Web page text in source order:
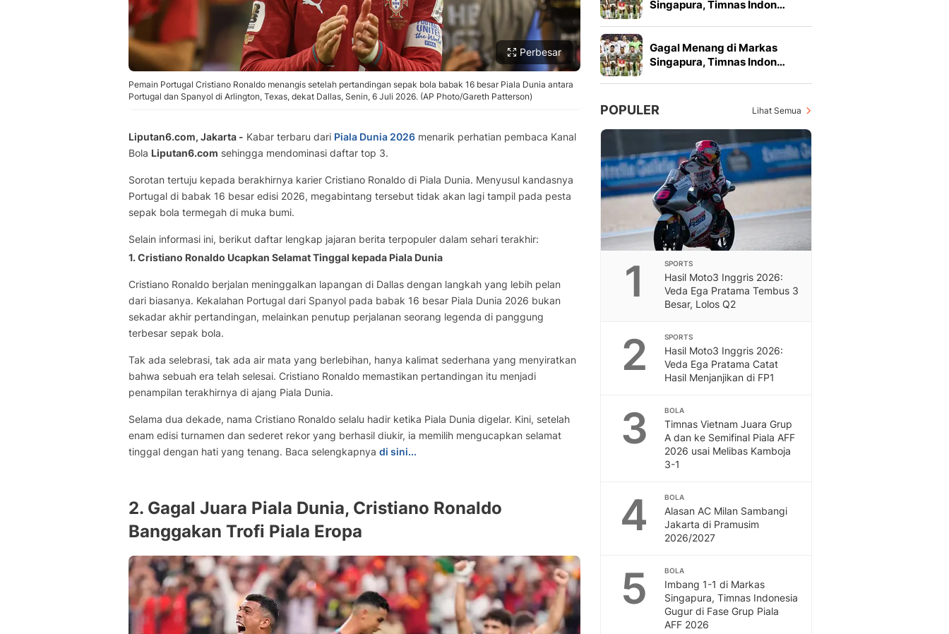
Perbesar
Pemain Portugal Cristiano Ronaldo menangis setelah pertandingan sepak bola babak 16 besar Piala Dunia antara
Portugal dan Spanyol di Arlington, Texas, dekat Dallas, Senin, 6 Juli 2026. (AP Photo/Gareth Patterson)
Liputan6.com, Jakarta - Kabar terbaru dari Piala Dunia 2026 menarik perhatian pembaca Kanal
Bola Liputan6.com sehingga mendominasi daftar top 3.
Sorotan tertuju kepada berakhirnya karier Cristiano Ronaldo di Piala Dunia. Menyusul kandasnya
Portugal di babak 16 besar edisi 2026, megabintang tersebut tidak akan lagi tampil pada pesta
sepak bola termegah di muka bumi.
Selain informasi ini, berikut daftar lengkap jajaran berita terpopuler dalam sehari terakhir:
1. Cristiano Ronaldo Ucapkan Selamat Tinggal kepada Piala Dunia
Cristiano Ronaldo berjalan meninggalkan lapangan di Dallas dengan langkah yang lebih pelan
dari biasanya. Kekalahan Portugal dari Spanyol pada babak 16 besar Piala Dunia 2026 bukan
sekadar akhir pertandingan, melainkan penutup perjalanan seorang legenda di panggung
terbesar sepak bola.
Tak ada selebrasi, tak ada air mata yang berlebihan, hanya kalimat sederhana yang menyiratkan
bahwa sebuah era telah selesai. Cristiano Ronaldo memastikan pertandingan itu menjadi
penampilan terakhirnya di ajang Piala Dunia.
Selama dua dekade, nama Cristiano Ronaldo selalu hadir ketika Piala Dunia digelar. Kini, setelah
enam edisi turnamen dan sederet rekor yang berhasil diukir, ia memilih mengucapkan selamat
tinggal dengan hati yang tenang. Baca selengkapnya di sini...
2. Gagal Juara Piala Dunia, Cristiano Ronaldo
Banggakan Trofi Piala Eropa
Singapura, Timnas Indon…
Gagal Menang di Markas
Singapura, Timnas Indon…
POPULER Lihat Semua
1 SPORTS
Hasil Moto3 Inggris 2026:
Veda Ega Pratama Tembus 3
Besar, Lolos Q2
2 SPORTS
Hasil Moto3 Inggris 2026:
Veda Ega Pratama Catat
Hasil Menjanjikan di FP1
3 BOLA
Timnas Vietnam Juara Grup
A dan ke Semifinal Piala AFF
2026 usai Melibas Kamboja
3-1
4 BOLA
Alasan AC Milan Sambangi
Jakarta di Pramusim
2026/2027
5 BOLA
Imbang 1-1 di Markas
Singapura, Timnas Indonesia
Gugur di Fase Grup Piala
AFF 2026